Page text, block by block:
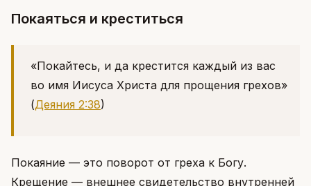
Покаяться и креститься
«Покайтесь, и да крестится каждый из вас
во имя Иисуса Христа для прощения грехов»
(Деяния 2:38)
Покаяние — это поворот от греха к Богу.
Крещение — внешнее свидетельство внутренней